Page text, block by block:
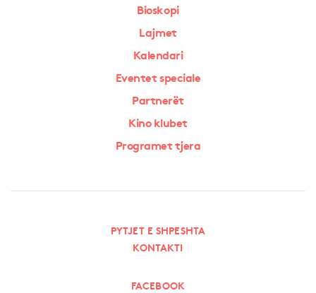
Bioskopi
Lajmet
Kalendari
Eventet speciale
Partnerët
Kino klubet
Programet tjera
PYTJET E SHPESHTA
KONTAKTI
FACEBOOK